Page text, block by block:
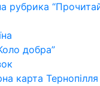
рубрика
добра”
карта Тернопілля